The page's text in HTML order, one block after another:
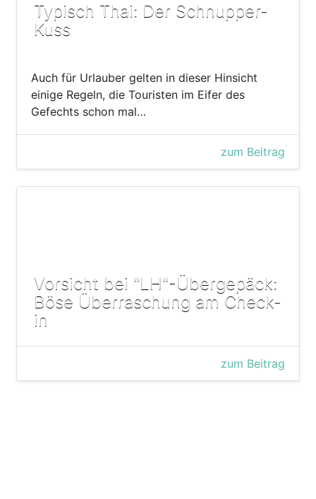
Typisch Thai: Der Schnupper-
Kuss
Auch für Urlauber gelten in dieser Hinsicht
einige Regeln, die Touristen im Eifer des
Gefechts schon mal…
zum Beitrag
Vorsicht bei "LH"-Übergepäck:
Böse Überraschung am Check-
in
zum Beitrag